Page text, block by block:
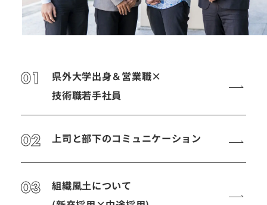
01
県外大学出身＆営業職×
技術職若手社員
02 上司と部下のコミュニケーション
03
組織風土について